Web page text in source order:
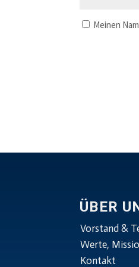
Meinen
ÜBER
Vorstand &
Werte,
Kontakt